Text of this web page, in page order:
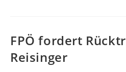
FPÖ fordert
Reisinger